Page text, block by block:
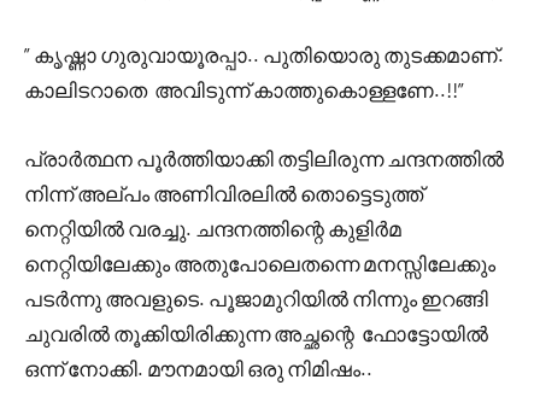
” കൃഷ്ണാ ഗുരുവായൂരപ്പാ.. പുതിയൊരു തുടക്കമാണ്.
കാലിടറാതെ അവിടുന്ന് കാത്തുകൊള്ളണേ..!!”
പ്രാർത്ഥന പൂർത്തിയാക്കി തട്ടിലിരുന്ന ചന്ദനത്തിൽ
നിന്ന് അല്പം അണിവിരലിൽ തൊട്ടെടുത്ത്
നെറ്റിയിൽ വരച്ചു. ചന്ദനത്തിന്റെ കുളിർമ
നെറ്റിയിലേക്കും അതുപോലെതന്നെ മനസ്സിലേക്കും
പടർന്നു അവളുടെ. പൂജാമുറിയിൽ നിന്നും ഇറങ്ങി
ചുവരിൽ തൂക്കിയിരിക്കുന്ന അച്ഛന്റെ ഫോട്ടോയിൽ
ഒന്ന് നോക്കി. മൗനമായി ഒരു നിമിഷം..